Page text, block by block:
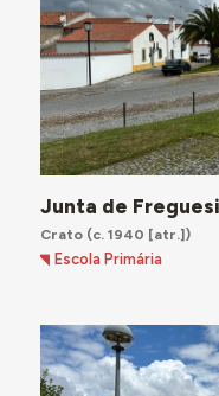
Junta de
Crato(c. 1940 [atr.])
Escola Primária